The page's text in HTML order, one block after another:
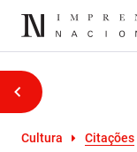
Cultura Citações